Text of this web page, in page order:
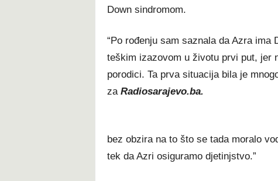
Down sindromom.
“Po rođenju sam saznala da Azra
teškim izazovom u životu prvi put, jer
porodici. Ta prva situacija bila je
za Radiosarajevo.ba.
bez obzira na to što se tada moralo
tek da Azri osiguramo djetinjstvo.”